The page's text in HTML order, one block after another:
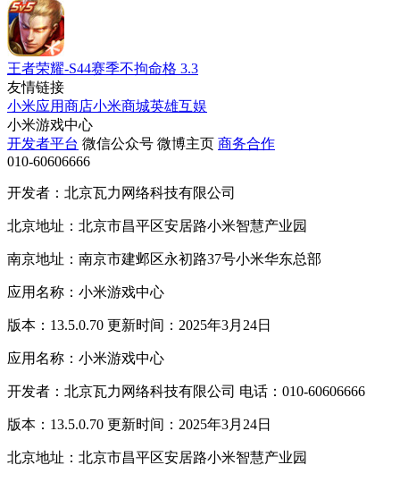
王者荣耀-S44赛季不拘命格 3.3
友情链接
小米应用商店小米商城英雄互娱
小米游戏中心
开发者平台 微信公众号 微博主页 商务合作
010-60606666
开发者：北京瓦力网络科技有限公司
北京地址：北京市昌平区安居路小米智慧产业园
南京地址：南京市建邺区永初路37号小米华东总部
应用名称：小米游戏中心
版本：13.5.0.70 更新时间：2025年3月24日
应用名称：小米游戏中心
开发者：北京瓦力网络科技有限公司 电话：010-60606666
版本：13.5.0.70 更新时间：2025年3月24日
北京地址：北京市昌平区安居路小米智慧产业园